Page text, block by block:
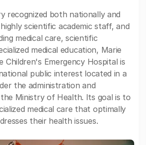
recognized both nationally and
scientific academic staff, and
medical care, scientific
medical education, Marie
Children's Emergency Hospital is
public interest located in a
the administration and
Ministry of Health. Its goal is to
medical care that optimally
their health issues.